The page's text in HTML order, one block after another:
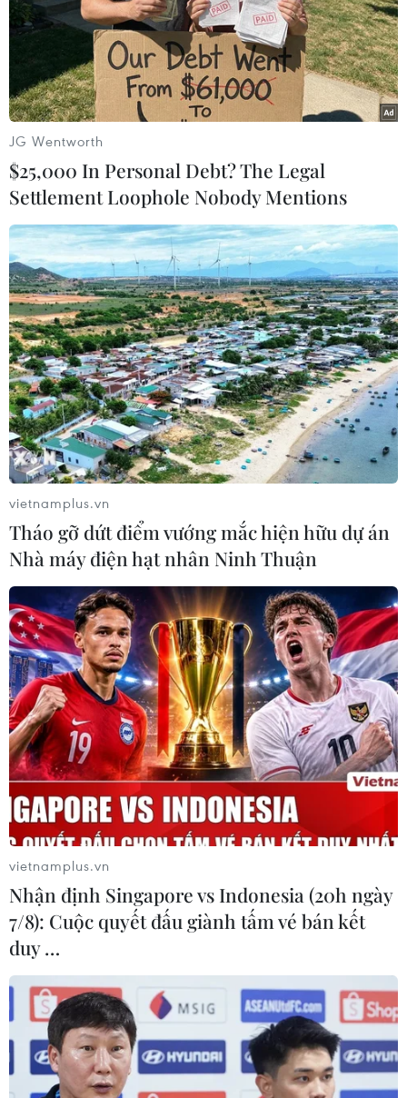
Ông chủ của Nutella và Kinder vào top
100 tỷ phú trên thế giới
06/11/2014 08:30
Hãng tin Bloomberg vừa cho biết tỷ phú Michele Ferrero
- người sáng lập thương hiệu bánh Nutella và Kinder,
đã trở thành một trong những đại diện của Italy lọt vào
top 100 tỷ phú trên thế giới.
JG Wentworth
$25,000 In Personal Debt? The Legal
Settlement Loophole Nobody Mentions
vietnamplus.vn
Tháo gỡ dứt điểm vướng mắc hiện hữu dự án
Nhà máy điện hạt nhân Ninh Thuận
vietnamplus.vn
Nhận định Singapore vs Indonesia (20h ngày
7/8): Cuộc quyết đấu giành tấm vé bán kết
duy …